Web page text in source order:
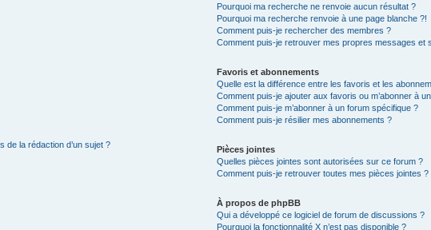
de la rédaction d’un sujet ?
Pourquoi ma recherche ne renvoie aucun résultat ?
Pourquoi ma recherche renvoie à une page blanche ?!
Comment puis-je rechercher des membres ?
Comment puis-je retrouver mes propres messages et
Favoris et abonnements
Quelle est la différence entre les favoris et les
Comment puis-je ajouter aux favoris ou m’abonner à
Comment puis-je m’abonner à un forum spécifique ?
Comment puis-je résilier mes abonnements ?
Pièces jointes
Quelles pièces jointes sont autorisées sur ce forum ?
Comment puis-je retrouver toutes mes pièces jointes ?
À propos de phpBB
Qui a développé ce logiciel de forum de discussions ?
Pourquoi la fonctionnalité X n’est pas disponible ?